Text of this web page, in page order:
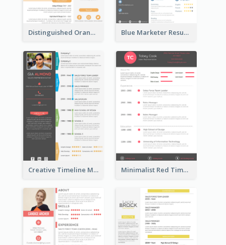
Distinguished Orange College Student Resume Blue Marketer Resume
Creative Timeline Marketing Consultant Resume Minimalist Red Timeline Sales Marketing Resume